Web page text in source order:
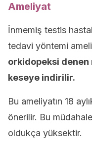
Ameliyat
İnmemiş testis
tedavi yöntemi
orkidopeksi
keseye indirilir.
Bu ameliyatın 18
önerilir. Bu
oldukça yüksektir.